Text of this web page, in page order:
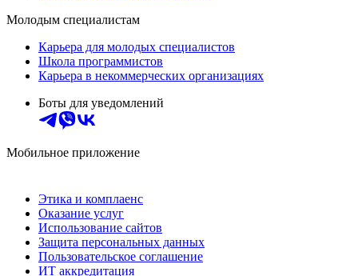
Молодым специалистам
Карьера для молодых специалистов
Школа программистов
Карьера в некоммерческих организациях
Боты для уведомлений
Мобильное приложение
Этика и комплаенс
Оказание услуг
Использование сайтов
Защита персональных данных
Пользовательское соглашение
ИТ аккредитация